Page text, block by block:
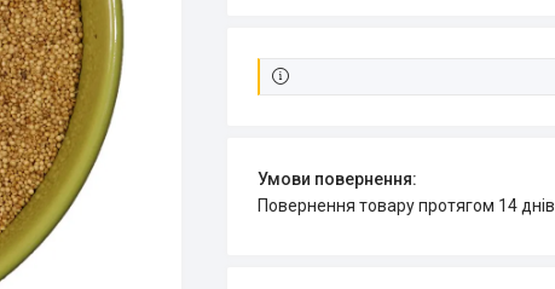
повернення товару протягом 14 днів